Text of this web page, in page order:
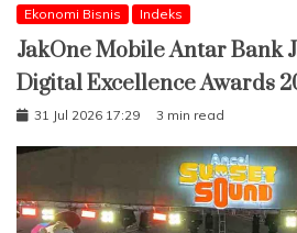
Ekonomi Bisnis Indeks
JakOne Mobile Antar Bank
Digital Excellence Awards
31 Jul 2026 17:29 3 min read